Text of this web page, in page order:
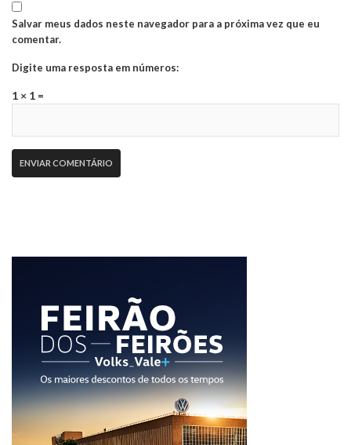
Salvar meus dados neste navegador para a próxima vez que eu
comentar.
Digite uma resposta em números:
1 × 1 =